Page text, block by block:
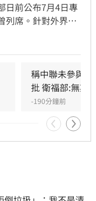
日前公布7月4日專
列席。針對外界質
現場，強調專家
主張「20%下架標
量。（記者：簡浩
稱中聯未參與
批 衛福部:無欺
-190分鐘前